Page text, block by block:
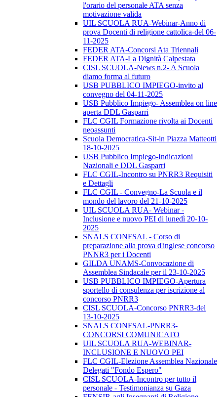
l'orario del personale ATA senza
motivazione valida
UIL SCUOLA RUA-Webinar-Anno di
prova Docenti di religione cattolica-del 06-
11-2025
FEDER ATA-Concorsi Ata Triennali
FEDER ATA-La Dignità Calpestata
CISL SCUOLA-News n.2- A Scuola
diamo forma al futuro
USB PUBBLICO IMPIEGO-invito al
convegno del 04-11-2025
USB Pubblico Impiego- Assemblea on line
aperta DDL Gasparri
FLC CGIL Formazione rivolta ai Docenti
neoassunti
Scuola Democratica-Sit-in Piazza Matteotti
18-10-2025
USB Pubblico Impiego-Indicazioni
Nazionali e DDL Gasparri
FLC CGIL-Incontro su PNRR3 Requisiti
e Dettagli
FLC CGIL - Convegno-La Scuola e il
mondo del lavoro del 21-10-2025
UIL SCUOLA RUA- Webinar -
Inclusione e nuovo PEI di lunedì 20-10-
2025
SNALS CONFSAL - Corso di
preparazione alla prova d'inglese concorso
PNNR3 per i Docenti
GILDA UNAMS-Convocazione di
Assemblea Sindacale per il 23-10-2025
USB PUBBLICO IMPIEGO-Apertura
sportello di consulenza per iscrizione al
concorso PNRR3
CISL SCUOLA-Concorso PNRR3-del
13-10-2025
SNALS CONFSAL-PNRR3-
CONCORSI COMUNICATO
UIL SCUOLA RUA-WEBINAR-
INCLUSIONE E NUOVO PEI
FLC CGIL-Elezione Assemblea Nazionale
Delegati "Fondo Espero"
CISL SCUOLA-Incontro per tutto il
personale - Testimonianza su Gaza